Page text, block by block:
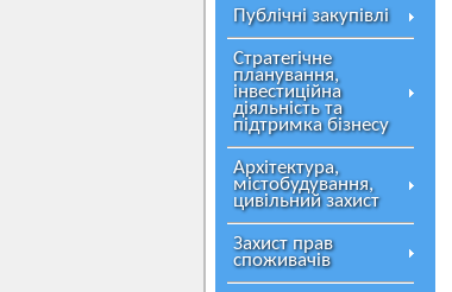
Публічні закупівлі
Стратегічне
планування,
інвестиційна
діяльність та
підтримка бізнесу
Архітектура,
містобудування,
цивільний захист
Захист прав
споживачів